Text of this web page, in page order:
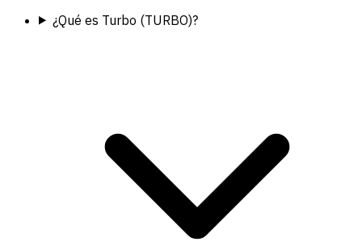
¿Qué es Turbo (TURBO)?